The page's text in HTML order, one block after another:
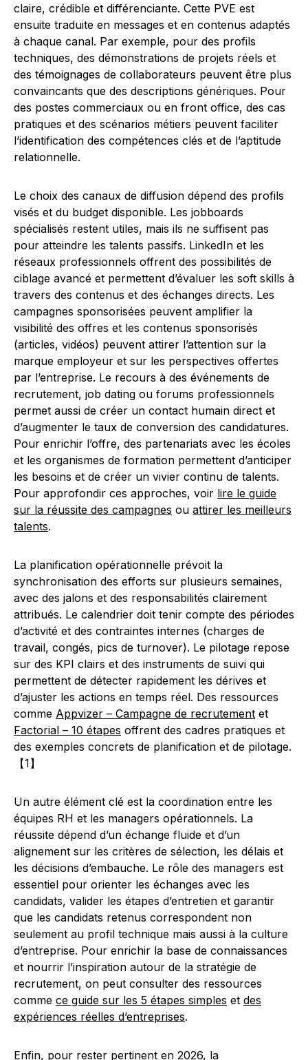
claire, crédible et différenciante. Cette PVE est
ensuite traduite en messages et en contenus adaptés
à chaque canal. Par exemple, pour des profils
techniques, des démonstrations de projets réels et
des témoignages de collaborateurs peuvent être plus
convaincants que des descriptions génériques. Pour
des postes commerciaux ou en front office, des cas
pratiques et des scénarios métiers peuvent faciliter
l’identification des compétences clés et de l’aptitude
relationnelle.
Le choix des canaux de diffusion dépend des profils
visés et du budget disponible. Les jobboards
spécialisés restent utiles, mais ils ne suffisent pas
pour atteindre les talents passifs. LinkedIn et les
réseaux professionnels offrent des possibilités de
ciblage avancé et permettent d’évaluer les soft skills à
travers des contenus et des échanges directs. Les
campagnes sponsorisées peuvent amplifier la
visibilité des offres et les contenus sponsorisés
(articles, vidéos) peuvent attirer l’attention sur la
marque employeur et sur les perspectives offertes
par l’entreprise. Le recours à des événements de
recrutement, job dating ou forums professionnels
permet aussi de créer un contact humain direct et
d’augmenter le taux de conversion des candidatures.
Pour enrichir l’offre, des partenariats avec les écoles
et les organismes de formation permettent d’anticiper
les besoins et de créer un vivier continu de talents.
Pour approfondir ces approches, voir lire le guide
sur la réussite des campagnes ou attirer les meilleurs
talents.
La planification opérationnelle prévoit la
synchronisation des efforts sur plusieurs semaines,
avec des jalons et des responsabilités clairement
attribués. Le calendrier doit tenir compte des périodes
d’activité et des contraintes internes (charges de
travail, congés, pics de turnover). Le pilotage repose
sur des KPI clairs et des instruments de suivi qui
permettent de détecter rapidement les dérives et
d’ajuster les actions en temps réel. Des ressources
comme Appvizer – Campagne de recrutement et
Factorial – 10 étapes offrent des cadres pratiques et
des exemples concrets de planification et de pilotage.
【1】
Un autre élément clé est la coordination entre les
équipes RH et les managers opérationnels. La
réussite dépend d’un échange fluide et d’un
alignement sur les critères de sélection, les délais et
les décisions d’embauche. Le rôle des managers est
essentiel pour orienter les échanges avec les
candidats, valider les étapes d’entretien et garantir
que les candidats retenus correspondent non
seulement au profil technique mais aussi à la culture
d’entreprise. Pour enrichir la base de connaissances
et nourrir l’inspiration autour de la stratégie de
recrutement, on peut consulter des ressources
comme ce guide sur les 5 étapes simples et des
expériences réelles d’entreprises.
Enfin, pour rester pertinent en 2026, la